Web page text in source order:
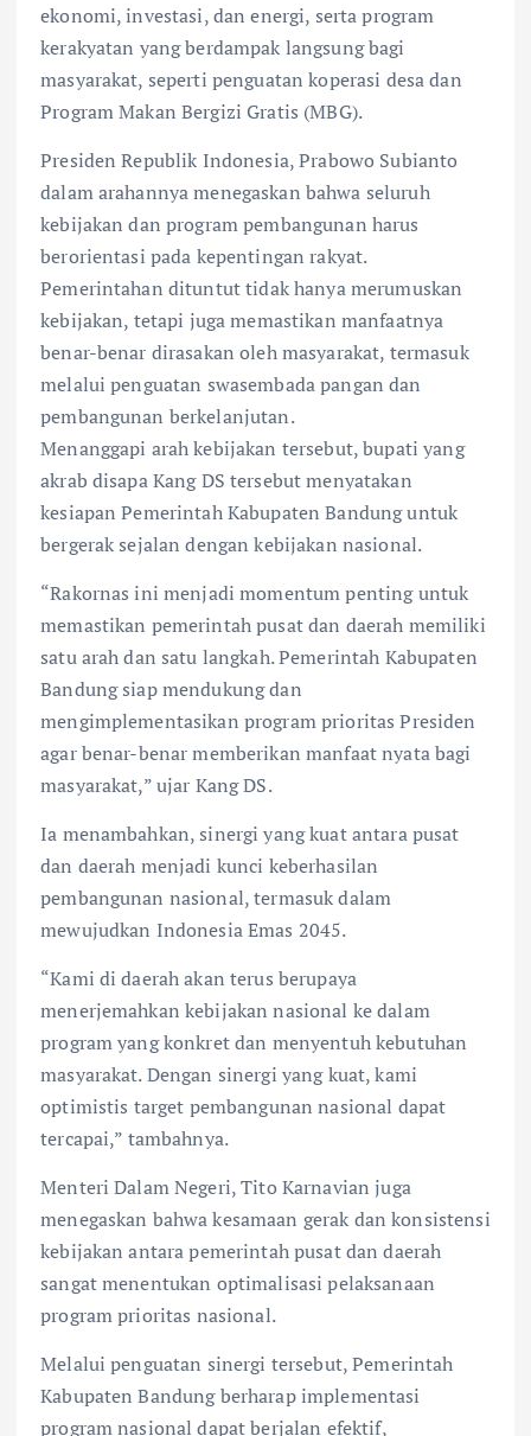
ekonomi, investasi, dan energi, serta program
kerakyatan yang berdampak langsung bagi
masyarakat, seperti penguatan koperasi desa dan
Program Makan Bergizi Gratis (MBG).
Presiden Republik Indonesia, Prabowo Subianto
dalam arahannya menegaskan bahwa seluruh
kebijakan dan program pembangunan harus
berorientasi pada kepentingan rakyat.
Pemerintahan dituntut tidak hanya merumuskan
kebijakan, tetapi juga memastikan manfaatnya
benar-benar dirasakan oleh masyarakat, termasuk
melalui penguatan swasembada pangan dan
pembangunan berkelanjutan.
Menanggapi arah kebijakan tersebut, bupati yang
akrab disapa Kang DS tersebut menyatakan
kesiapan Pemerintah Kabupaten Bandung untuk
bergerak sejalan dengan kebijakan nasional.
“Rakornas ini menjadi momentum penting untuk
memastikan pemerintah pusat dan daerah memiliki
satu arah dan satu langkah. Pemerintah Kabupaten
Bandung siap mendukung dan
mengimplementasikan program prioritas Presiden
agar benar-benar memberikan manfaat nyata bagi
masyarakat,” ujar Kang DS.
Ia menambahkan, sinergi yang kuat antara pusat
dan daerah menjadi kunci keberhasilan
pembangunan nasional, termasuk dalam
mewujudkan Indonesia Emas 2045.
“Kami di daerah akan terus berupaya
menerjemahkan kebijakan nasional ke dalam
program yang konkret dan menyentuh kebutuhan
masyarakat. Dengan sinergi yang kuat, kami
optimistis target pembangunan nasional dapat
tercapai,” tambahnya.
Menteri Dalam Negeri, Tito Karnavian juga
menegaskan bahwa kesamaan gerak dan konsistensi
kebijakan antara pemerintah pusat dan daerah
sangat menentukan optimalisasi pelaksanaan
program prioritas nasional.
Melalui penguatan sinergi tersebut, Pemerintah
Kabupaten Bandung berharap implementasi
program nasional dapat berjalan efektif,